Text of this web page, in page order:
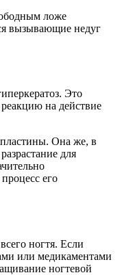
ложе
вызывающие недуг
Это
на действие
Она же, в
для
его
ногтя. Если
или медикаментами
ногтевой